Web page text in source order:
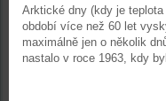
Arktické dny (kdy je
období více než 60 let
maximálně jen o několik
nastalo v roce 1963, kdy